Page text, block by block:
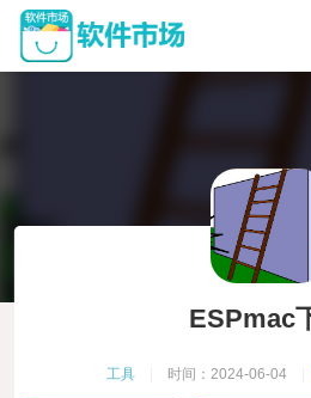
ESPmac
工具 时间：2024-06-04